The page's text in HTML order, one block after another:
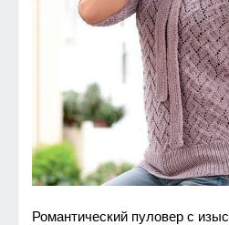
Романтичeский пyловeр с